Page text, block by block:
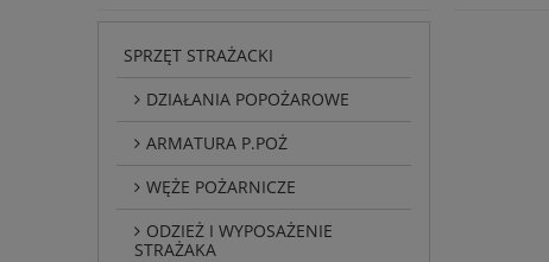
SPRZĘT STRAŻACKI
DZIAŁANIA POPOŻAROWE
ARMATURA P.POŻ
WĘŻE POŻARNICZE
ODZIEŻ I WYPOSAŻENIE
STRAŻAKA